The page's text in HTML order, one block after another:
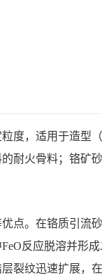
度，适用于造型
耐火骨料；铬矿
点。在铬质引流
反应脱溶并形
裂纹迅速扩展，